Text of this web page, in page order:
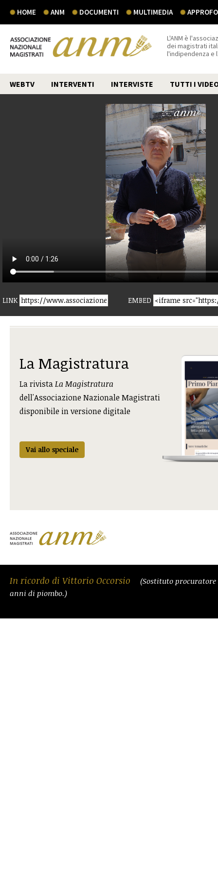
HOME ANM DOCUMENTI MULTIMEDIA
L'ANM è
dei magistrati
l'indipendenza e
WEBTV INTERVENTI INTERVISTE TUTTI I
LINK EMBED
La Magistratura
La rivistaLa Magistratura
dell'Associazione Nazionale Magistrati
disponibile in versione digitale
Vai allo speciale
In ricordo di Vittorio Occorsio
(Sostituto
anni di piombo.)